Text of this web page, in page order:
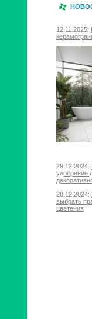
12.11.2025:
29.12.2024:
удобрение
28.12.2024:
выбрать
цветения